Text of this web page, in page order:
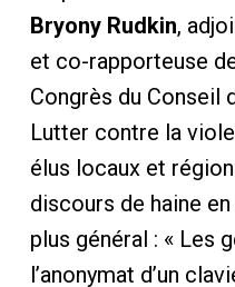
Bryony Rudkin,
et co-rapporteuse
Congrès du Conseil
Lutter contre la
élus locaux et
discours de haine
plus général : « Les
l’anonymat d’un